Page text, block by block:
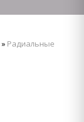
» Радиальные